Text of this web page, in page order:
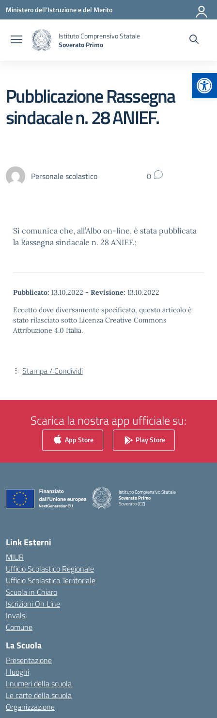
Vai ai contenuti
Vai al menu di navigazione
Vai al footer
Ministero dell'Istruzione e del Merito
Istituto Comprensivo Statale
Soverato Primo
Pubblicazione Rassegna
sindacale n. 28 ANIEF.
Personale scolastico 0
Si comunica che, all’Albo on-line, è stata pubblicata
la Rassegna sindacale n. 28 ANIEF.;
Pubblicato: 13.10.2022 - Revisione: 13.10.2022
Eccetto dove diversamente specificato, questo articolo è
stato rilasciato sotto Licenza Creative Commons
Attribuzione 4.0 Italia.
Stampa / Condividi
Scarica la nostra app ufficiale su:
App Store Play Store
Istituto Comprensivo Statale
Soverato Primo
Soverato (CZ)
Link Esterni
MIUR
Ufficio Scolastico Regionale
Ufficio Scolastico Territoriale
Scuola in Chiaro
Iscrizioni On Line
Invalsi
Comune
La Scuola
Presentazione
I luoghi
I numeri della scuola
Le carte della scuola
Organizzazione